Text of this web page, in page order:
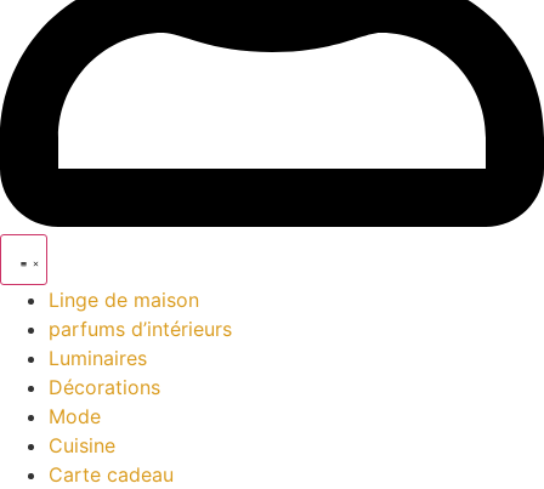
Linge de maison
parfums d’intérieurs
Luminaires
Décorations
Mode
Cuisine
Carte cadeau